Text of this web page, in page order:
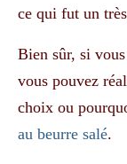
ce qui fut un
Bien sûr, si
vous pouvez
choix ou
au beurre salé.